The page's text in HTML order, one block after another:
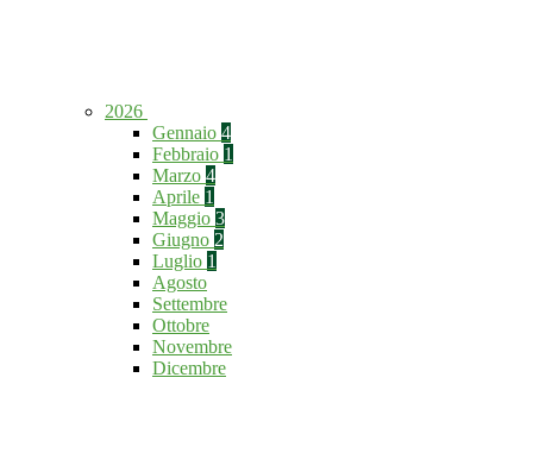
2026
Gennaio 4
Febbraio 1
Marzo 4
Aprile 1
Maggio 3
Giugno 2
Luglio 1
Agosto
Settembre
Ottobre
Novembre
Dicembre